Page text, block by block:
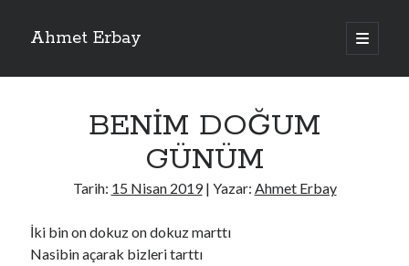
Ahmet Erbay
ana
menüyü
Yan
ELİF BENİ BIRAKMA
YALAN DEMEM HARAM YEMEM
BENİM DOĞUM
GÜNÜM
Tarih: 15 Nisan 2019| Yazar: Ahmet Erbay
İki bin on dokuz on dokuz marttı
Nasibin açarak bizleri tarttı